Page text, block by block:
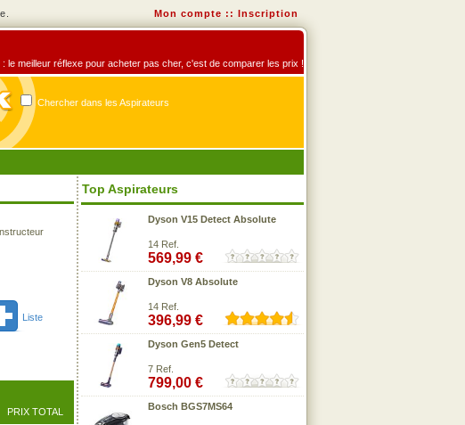
Mon compte :: Inscription
le meilleur réflexe pour acheter pas cher, c'est de comparer les prix !
Chercher dans les Aspirateurs
Liste
PRIX TOTAL
Top Aspirateurs
Dyson V15 Detect Absolute
14 Ref.
569,99 €
Dyson V8 Absolute
14 Ref.
396,99 €
Dyson Gen5 Detect
7 Ref.
799,00 €
Bosch BGS7MS64